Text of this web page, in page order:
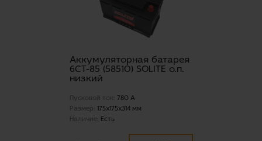
Аккумуляторная батарея
6СТ-85 (58510) SOLITE о.п.
низкий
Пусковой ток:
780 А
Размер: 175x175x314 мм
Наличие:
Есть